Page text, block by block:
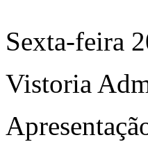
Sexta-feira
Vistoria